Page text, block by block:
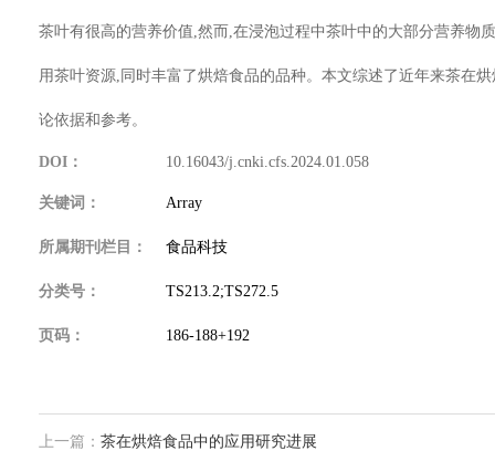
茶叶有很高的营养价值,然而,在浸泡过程中茶叶中的大部分营养物
用茶叶资源,同时丰富了烘焙食品的品种。本文综述了近年来茶在
论依据和参考。
DOI： 10.16043/j.cnki.cfs.2024.01.058
关键词： Array
所属期刊栏目： 食品科技
分类号： TS213.2;TS272.5
页码： 186-188+192
上一篇： 茶在烘焙食品中的应用研究进展